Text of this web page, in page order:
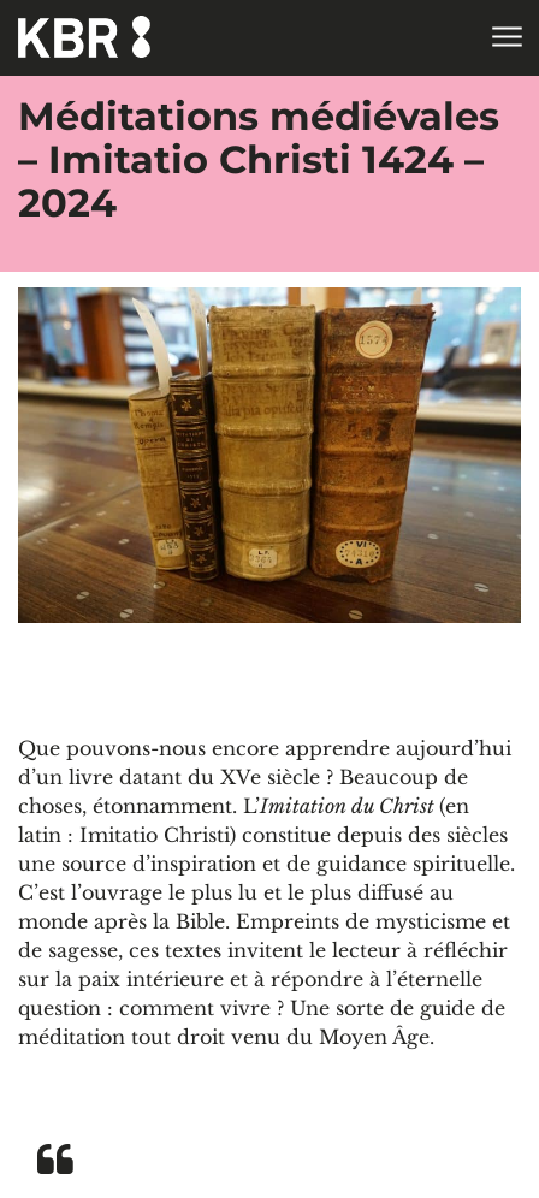
Aller au contenu
Méditations médiévales
– Imitatio Christi 1424 –
2024
Que pouvons-nous encore apprendre aujourd’hui
d’un livre datant du XVe siècle ? Beaucoup de
choses, étonnamment. L’Imitation du Christ (en
latin : Imitatio Christi) constitue depuis des siècles
une source d’inspiration et de guidance spirituelle.
C’est l’ouvrage le plus lu et le plus diffusé au
monde après la Bible. Empreints de mysticisme et
de sagesse, ces textes invitent le lecteur à réfléchir
sur la paix intérieure et à répondre à l’éternelle
question : comment vivre ? Une sorte de guide de
méditation tout droit venu du Moyen Âge.